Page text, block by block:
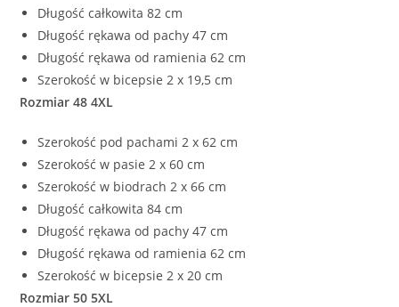
Długość całkowita 82 cm
Długość rękawa od pachy 47 cm
Długość rękawa od ramienia 62 cm
Szerokość w bicepsie 2 x 19,5 cm
Rozmiar 48 4XL
Szerokość pod pachami 2 x 62 cm
Szerokość w pasie 2 x 60 cm
Szerokość w biodrach 2 x 66 cm
Długość całkowita 84 cm
Długość rękawa od pachy 47 cm
Długość rękawa od ramienia 62 cm
Szerokość w bicepsie 2 x 20 cm
Rozmiar 50 5XL